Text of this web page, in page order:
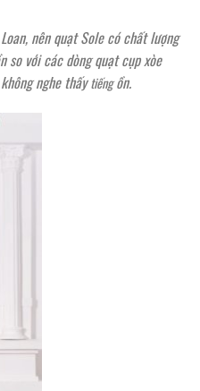
nên quạt Sole có chất lượng
so với các dòng quạt cụp xòe
nghe thấytiếngồn.